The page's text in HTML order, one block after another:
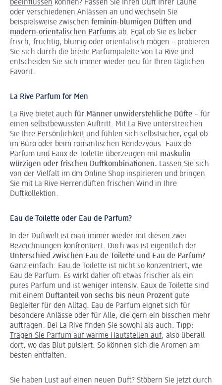
beeinflussen können? Passen Sie Ihren Duft Ihrer Laune
oder verschiedenen Anlässen an und wechseln Sie
beispielsweise zwischen feminin-blumigen Düften und
modern-orientalischen Parfums ab. Egal ob Sie es lieber
frisch, fruchtig, blumig oder orientalisch mögen – probieren
Sie sich durch die breite Parfumpalette von La Rive und
entscheiden Sie sich immer wieder neu für Ihren täglichen
Favorit.
La Rive Parfum for Men
La Rive bietet auch für Männer unwiderstehliche Düfte – für
einen selbstbewussten Auftritt. Mit La Rive unterstreichen
Sie Ihre Persönlichkeit und fühlen sich selbstsicher, egal ob
im Büro oder beim romantischen Rendezvous. Eaux de
Parfum und Eaux de Toilette überzeugen mit maskulin
würzigen oder frischen Duftkombinationen. Lassen Sie sich
von der Vielfalt im dm Online Shop inspirieren und bringen
Sie mit La Rive Herrendüften frischen Wind in Ihre
Duftkollektion.
Eau de Toilette oder Eau de Parfum?
In der Duftwelt ist man immer wieder mit diesen zwei
Bezeichnungen konfrontiert. Doch was ist eigentlich der
Unterschied zwischen Eau de Toilette und Eau de Parfum?
Ganz einfach: Eau de Toilette ist nicht so konzentriert, wie
Eau de Parfum. Es wirkt daher oft etwas frischer als ein
pures Parfum und ist weniger intensiv. Eaux de Toilette sind
mit einem Duftanteil von sechs bis neun Prozent gute
Begleiter für den Alltag. Eau de Parfum eignet sich für
besondere Anlässe oder für Alle, die gern ein bisschen mehr
auftragen. Bei La Rive finden Sie sowohl als auch.
Tipp:
Tragen Sie Parfum auf warme Hautstellen auf, also überall
dort, wo das Blut pulsiert. So können sich die Aromen am
besten entfalten.
Sie haben Lust auf einen neuen Duft? Stöbern Sie jetzt durch